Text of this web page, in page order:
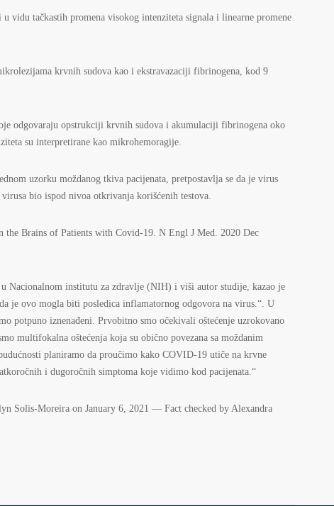
vidu tačkastih promena visokog intenziteta signala i linearne promene
krvnih sudova kao i ekstravazaciji fibrinogena, kod 9
odgovaraju opstrukciji krvnih sudova i akumulaciji fibrinogena oko
su interpretirane kao mikrohemoragije.
uzorku moždanog tkiva pacijenata, pretpostavlja se da je virus
bio ispod nivoa otkrivanja korišćenih testova.
Brains of Patients with Covid-19. N Engl J Med. 2020 Dec
institutu za zdravlje (NIH) i viši autor studije, kazao je
je ovo mogla biti posledica inflamatornog odgovora na virus.“. U
potpuno iznenađeni. Prvobitno smo očekivali oštećenje uzrokovano
multifokalna oštećenja koja su obično povezana sa moždanim
planiramo da proučimo kako COVID-19 utiče na krvne
i dugoročnih simptoma koje vidimo kod pacijenata.“
Solis-Moreira on January 6, 2021 — Fact checked by Alexandra